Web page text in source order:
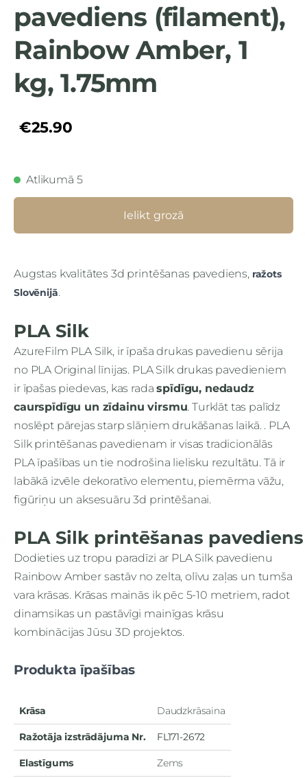
pavediens (filament),
Rainbow Amber, 1
kg, 1.75mm
€25.90
Atlikumā 5
Ielikt grozā
Augstas kvalitātes 3d printēšanas pavediens, ražots
Slovēnijā.
PLA Silk
AzureFilm PLA Silk, ir īpaša drukas pavedienu sērija
no PLA Original līnijas. PLA Silk drukas pavedieniem
ir īpašas piedevas, kas radaspīdīgu, nedaudz
caurspīdīgu un zīdainu virsmu. Turklāt tas palīdz
noslēpt pārejas starp slāņiem drukāšanas laikā. . PLA
Silk printēšanas pavedienam ir visas tradicionālās
PLA īpašības un tie nodrošina lielisku rezultātu. Tā ir
labākā izvēle dekoratīvo elementu, piemērma vāžu,
figūriņu un aksesuāru 3d printēšanai.
PLA Silk printēšanas
Dodieties uz tropu paradīzi ar PLA Silk pavedienu
Rainbow Amber sastāv no zelta, olīvu zaļas un tumša
vara krāsas. Krāsas mainās ik pēc 5-10 metriem, radot
dinamsikas un pastāvīgi mainīgas krāsu
kombinācijas Jūsu 3D projektos.
Produkta īpašības
Krāsa Daudzkrāsaina
Ražotāja izstrādājuma Nr. FL171-2672
Elastīgums Zems